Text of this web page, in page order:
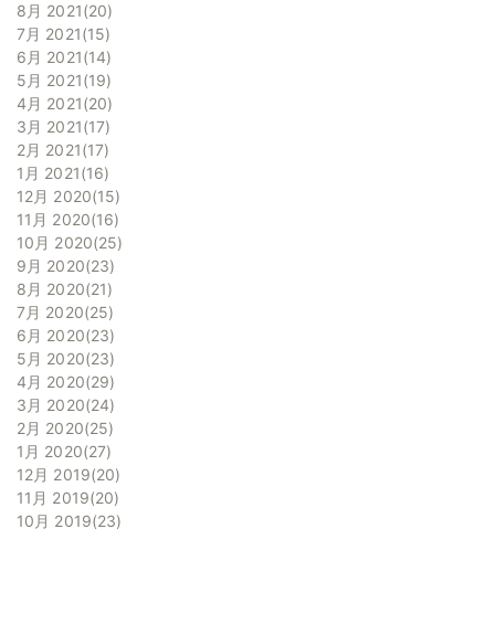
8月 2021 20
7月 2021 15
6月 2021 14
5月 2021 19
4月 2021 20
3月 2021 17
2月 2021 17
1月 2021 16
12月 2020 15
11月 2020 16
10月 2020 25
9月 2020 23
8月 2020 21
7月 2020 25
6月 2020 23
5月 2020 23
4月 2020 29
3月 2020 24
2月 2020 25
1月 2020 27
12月 2019 20
11月 2019 20
10月 2019 23